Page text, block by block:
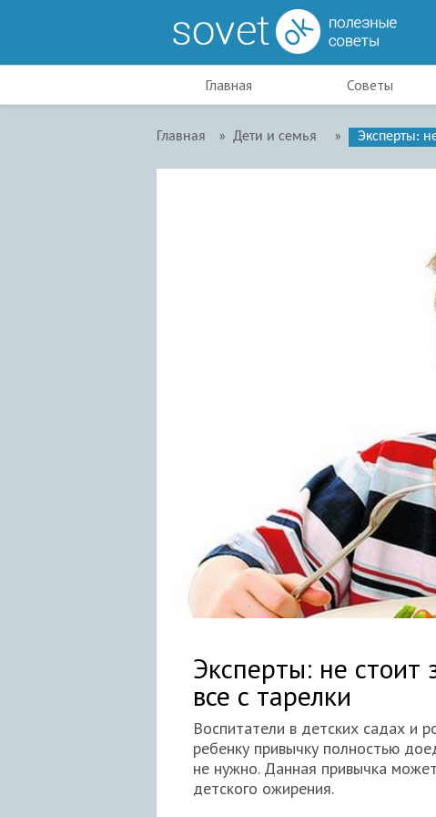
Главная Советы
Главная » Дети и семья » Эксперты:
Эксперты: не стоит
все с тарелки
Воспитатели в детских садах и
ребенку привычку полностью
не нужно. Данная привычка
детского ожирения.